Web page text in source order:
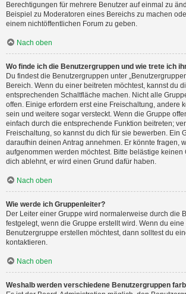
Berechtigungen für mehrere Benutzer auf einmal zu
Beispiel zu Moderatoren eines Bereichs zu machen
einem nichtöffentlichen Forum zu geben.
Nach oben
Wo finde ich die Benutzergruppen und wie trete ich
Du findest die Benutzergruppen unter
Bereich. Wenn du einer beitreten möchtest, kannst du
entsprechenden Schaltfläche machen. Nicht alle
offen. Einige erfordern erst eine Freischaltung, andere
sein und weitere sogar versteckt. Wenn die Gruppe
einfach durch die entsprechende Funktion beitreten;
Freischaltung, so kannst du dich für sie bewerben. Ein
daraufhin deinen Antrag annehmen. Er könnte fragen,
aufgenommen werden möchtest. Bitte belästige keinen
dich ablehnt, er wird einen Grund dafür haben.
Nach oben
Wie werde ich Gruppenleiter?
Der Leiter einer Gruppe wird normalerweise durch die
festgelegt, wenn die Gruppe erstellt wird. Wenn du eine
Benutzergruppe erstellen möchtest, dann solltest du
kontaktieren.
Nach oben
Weshalb werden verschiedene Benutzergruppen